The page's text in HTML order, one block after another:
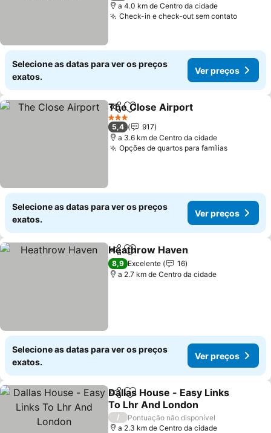
a 4.0 km de Centro da cidade
Check-in e check-out sem contatoVer
Selecione as datas para ver os preços
exatos.
Ver preços
PartilharAdicionar aos favoritos
The Close Airport
3 Estrelas
5,4
917
a 3.6 km de Centro da cidade
Opções de quartos para famíliasVer
Selecione as datas para ver os preços
exatos.
Ver preços
PartilharAdicionar aos favoritos
Heathrow Haven
8,9 Excelente
16
a 2.7 km de Centro da cidade
Selecione as datas para ver os preços
exatos.
Ver preços
PartilharAdicionar aos favoritos
Dallas House - Easy Links
To Lhr And London
Ver preços
/
Pontuação não disponível
a 2.3 km de Centro da cidade